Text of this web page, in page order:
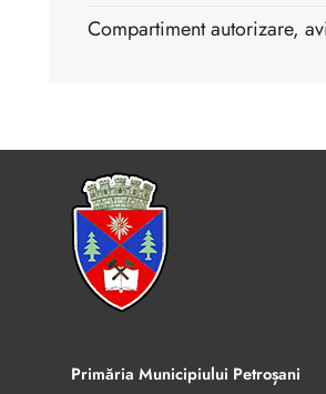
Compartiment autorizare,
Primăria Municipiului Petroșani